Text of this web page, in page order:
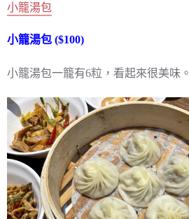
小籠湯包
小籠湯包 ($100)
小籠湯包一籠有6粒，看起來很美味。